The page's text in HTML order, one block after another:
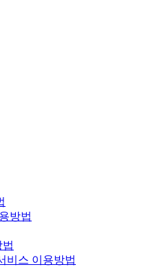
방법
비스 이용방법